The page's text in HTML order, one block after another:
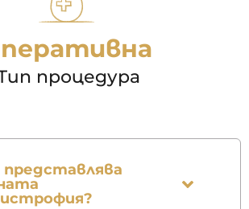
процедура
представлява